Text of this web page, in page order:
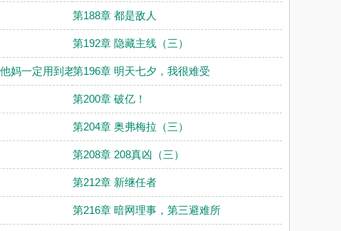
第188章 都是敌人
第192章 隐藏主线（三）
妈一定用到老第196章 明天七夕，我很难受
第200章 破亿！
第204章 奥弗梅拉（三）
第208章 208真凶（三）
第212章 新继任者
第216章 暗网理事，第三避难所